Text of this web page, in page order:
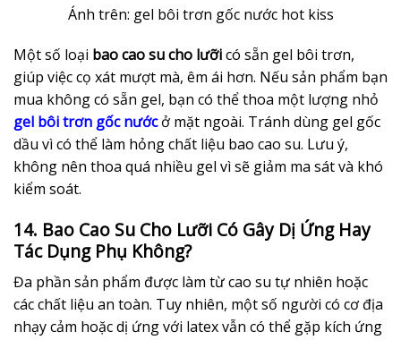
Ánh trên: gel bôi trơn gốc nước hot kiss
Một số loại bao cao su cho lưỡicó sẵn gel bôi trơn,
giúp việc cọ xát mượt mà, êm ái hơn. Nếu sản phẩm bạn
mua không có sẵn gel, bạn có thể thoa một lượng nhỏ
gel bôi trơn gốc nướcở mặt ngoài. Tránh dùng gel gốc
dầu vì có thể làm hỏng chất liệu bao cao su. Lưu ý,
không nên thoa quá nhiều gel vì sẽ giảm ma sát và khó
kiểm soát.
14. Bao Cao Su Cho Lưỡi Có Gây Dị Ứng Hay
Tác Dụng Phụ Không?
Đa phần sản phẩm được làm từ cao su tự nhiên hoặc
các chất liệu an toàn. Tuy nhiên, một số người có cơ địa
nhạy cảm hoặc dị ứng với latex vẫn có thể gặp kích ứng